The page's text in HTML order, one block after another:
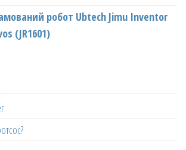
робот Ubtech Jimu Inventor
(JR1601)